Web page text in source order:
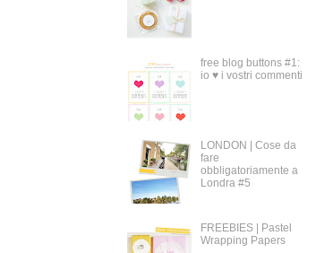
free blog buttons #1:
io ♥ i vostri commenti
LONDON | Cose da
fare
obbligatoriamente a
Londra #5
FREEBIES | Pastel
Wrapping Papers